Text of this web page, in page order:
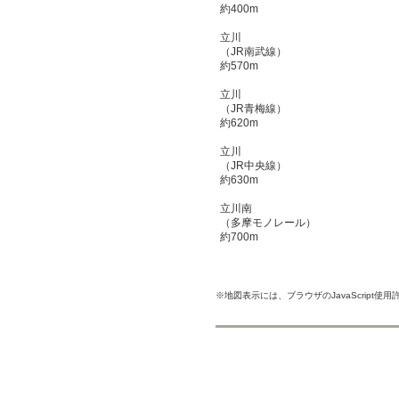
約400m
立川
（JR南武線）
約570m
立川
（JR青梅線）
約620m
立川
（JR中央線）
約630m
立川南
（多摩モノレール）
約700m
※地図表示には、ブラウザのJavaScript使用